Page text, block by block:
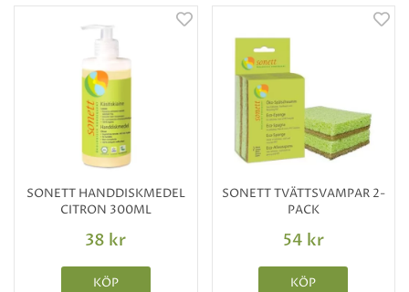
SONETT HANDDISKMEDEL
CITRON 300ML
38 kr
KÖP
SONETT TVÄTTSVAMPAR 2-
PACK
54 kr
KÖP